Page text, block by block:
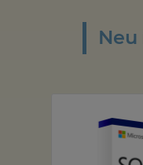
Neu